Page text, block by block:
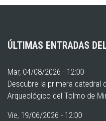
ÚLTIMAS ENTRADAS
Mar, 04/08/2026 - 12:00
Descubre la primera catedral
Arqueológico del Tolmo de
Vie, 19/06/2026 - 12:00